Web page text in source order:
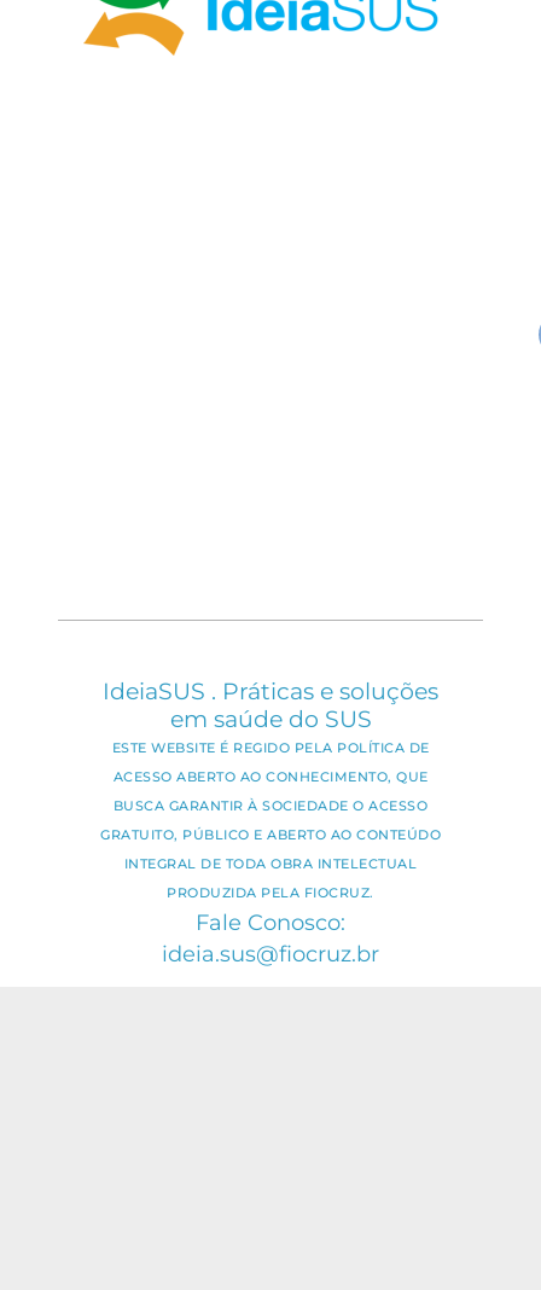
IdeiaSUS . Práticas e soluções
em saúde do SUS
ESTE WEBSITE É REGIDO PELA POLÍTICA DE
ACESSO ABERTO AO CONHECIMENTO, QUE
BUSCA GARANTIR À SOCIEDADE O ACESSO
GRATUITO, PÚBLICO E ABERTO AO CONTEÚDO
INTEGRAL DE TODA OBRA INTELECTUAL
PRODUZIDA PELA FIOCRUZ.
Fale Conosco:
ideia.sus@fiocruz.br